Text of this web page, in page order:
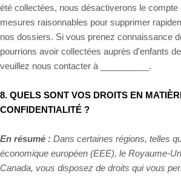
été collectées, nous désactiverons le compte
mesures raisonnables pour supprimer
nos dossiers. Si vous prenez connaissance
pourrions avoir collectées auprès d'enfants
veuillez nous contacter à
.
8. QUELS SONT VOS DROITS EN
CONFIDENTIALITÉ ?
En résumé : Dans certaines régions, telles
économique européen (EEE), le Royaume-
Canada, vous disposez de droits qui vous